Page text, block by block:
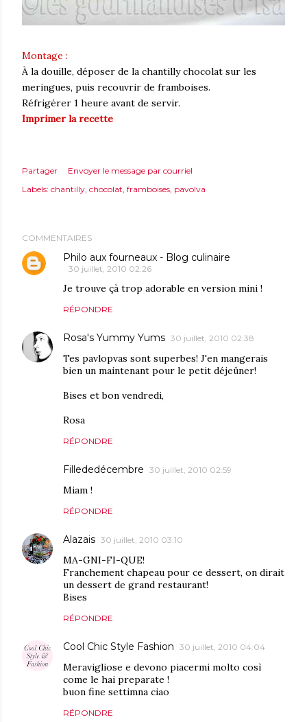
Montage :
À la douille, déposer de la chantilly chocolat sur les
meringues, puis recouvrir de framboises.
Réfrigérer 1 heure avant de servir.
Imprimer la recette
Partager
Envoyer le message par courriel
Labels: chantilly chocolat framboises pavolva
COMMENTAIRES
Philo aux fourneaux - Blog culinaire
30 juillet, 2010 02:26
Je trouve çà trop adorable en version mini !
RÉPONDRE
Rosa's Yummy Yums 30 juillet, 2010 02:38
Tes pavlopvas sont superbes! J'en mangerais
bien un maintenant pour le petit déjeûner!
Bises et bon vendredi,
Rosa
RÉPONDRE
Fillededécembre 30 juillet, 2010 02:59
Miam !
RÉPONDRE
Alazais 30 juillet, 2010 03:10
MA-GNI-FI-QUE!
Franchement chapeau pour ce dessert, on dirait
un dessert de grand restaurant!
Bises
RÉPONDRE
Cool Chic Style Fashion 30 juillet, 2010 04:04
Meravigliose e devono piacermi molto così
come le hai preparate !
buon fine settimna ciao
RÉPONDRE